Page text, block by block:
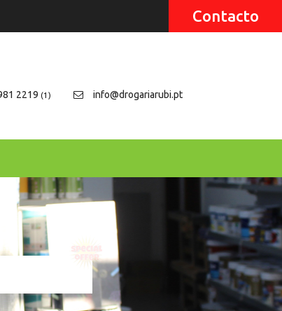
Contacto
2219 (1) info@drogariarubi.pt